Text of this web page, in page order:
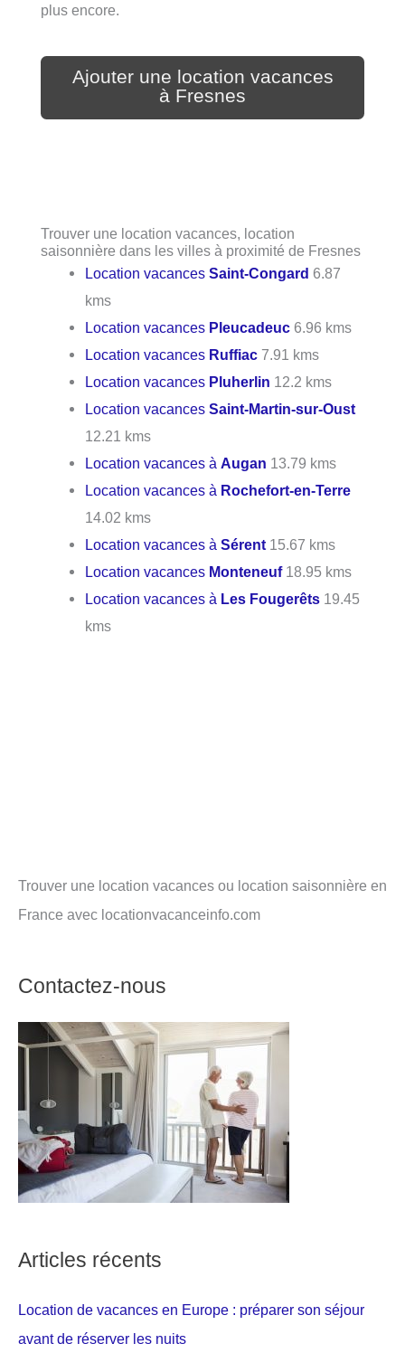
plus encore.
Ajouter une location vacances
à Fresnes
Trouver une location vacances, location
saisonnière dans les villes à proximité de Fresnes
Location vacancesSaint-Congard 6.87
kms
Location vacances Pleucadeuc 6.96 kms
Location vacances Ruffiac 7.91 kms
Location vacances Pluherlin 12.2 kms
Location vacancesSaint-Martin-sur-Oust
12.21 kms
Location vacances à Augan 13.79 kms
Location vacances à Rochefort-en-Terre
14.02 kms
Location vacances àSérent 15.67 kms
Location vacances Monteneuf18.95 kms
Location vacances à Les Fougerêts 19.45
kms
Trouver une location vacances ou location saisonnière en
France avec locationvacanceinfo.com
Contactez-nous
Articles récents
Location de vacances en Europe : préparer son séjour
avant de réserver les nuits